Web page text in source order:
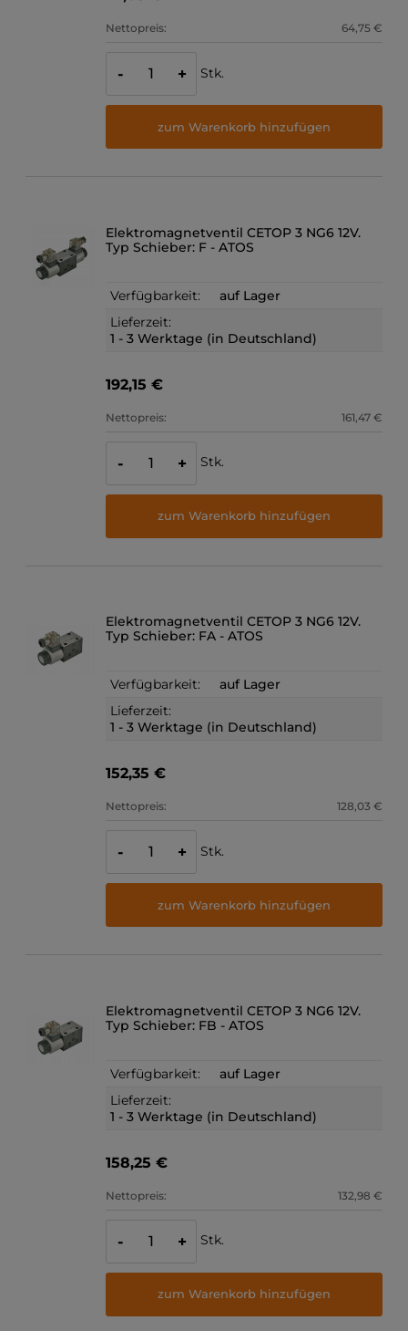
Nettopreis: 64,75 €
- + Stk.
zum Warenkorb hinzufügen
Elektromagnetventil CETOP 3 NG6 12V.
Typ Schieber: F - ATOS
Verfügbarkeit:
auf Lager
Lieferzeit:
1 - 3 Werktage (in Deutschland)
192,15 €
Nettopreis: 161,47 €
- + Stk.
zum Warenkorb hinzufügen
Elektromagnetventil CETOP 3 NG6 12V.
Typ Schieber: FA - ATOS
Verfügbarkeit:
auf Lager
Lieferzeit:
1 - 3 Werktage (in Deutschland)
152,35 €
Nettopreis: 128,03 €
- + Stk.
zum Warenkorb hinzufügen
Elektromagnetventil CETOP 3 NG6 12V.
Typ Schieber: FB - ATOS
Verfügbarkeit:
auf Lager
Lieferzeit:
1 - 3 Werktage (in Deutschland)
158,25 €
Nettopreis: 132,98 €
- + Stk.
zum Warenkorb hinzufügen